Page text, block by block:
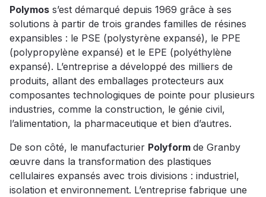
Polymos s’est démarqué depuis 1969 grâce à ses
solutions à partir de trois grandes familles de résines
expansibles : le PSE (polystyrène expansé), le PPE
(polypropylène expansé) et le EPE (polyéthylène
expansé). L’entreprise a développé des milliers de
produits, allant des emballages protecteurs aux
composantes technologiques de pointe pour plusieurs
industries, comme la construction, le génie civil,
l’alimentation, la pharmaceutique et bien d’autres.
De son côté, le manufacturier Polyform de Granby
œuvre dans la transformation des plastiques
cellulaires expansés avec trois divisions : industriel,
isolation et environnement. L’entreprise fabrique une